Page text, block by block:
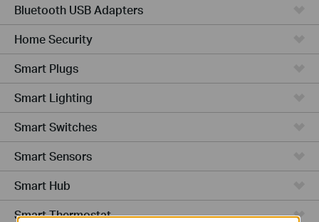
Bluetooth USB Adapters
Home Security
Smart Plugs
Smart Lighting
Smart Switches
Smart Sensors
Smart Hub
Smart Thermostat